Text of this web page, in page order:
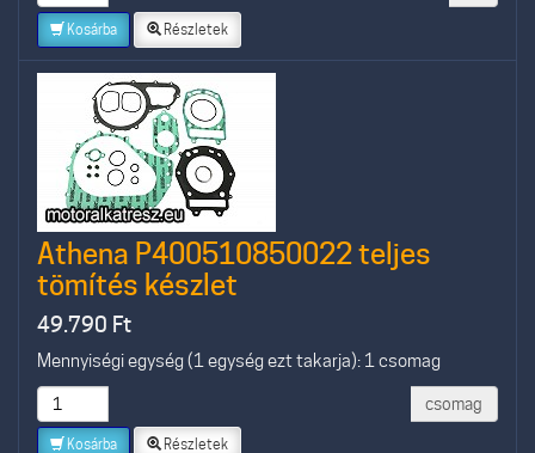
Kosárba Részletek
Athena P400510850022 teljes
tömítés készlet
49.790 Ft
Mennyiségi egység (1 egység ezt takarja): 1 csomag
csomag
Kosárba Részletek